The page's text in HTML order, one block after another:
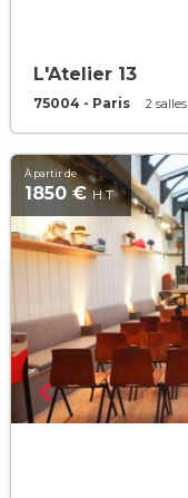
L'Atelier 13
75004 - Paris 2 salles
À partir de
1850 €H.T